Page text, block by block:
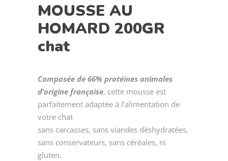
MOUSSE AU
HOMARD 200GR
chat
Composée de 66% protéines animales
d’origine française, cette mousse est
parfaitement adaptée à l’alimentation de
votre chat
sans carcasses, sans viandes déshydratées,
sans conservateurs, sans céréales, ni
gluten.